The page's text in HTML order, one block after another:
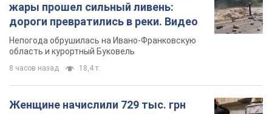
жары прошел сильный ливень:
дороги превратились в реки. Видео
Непогода обрушилась на Ивано-Франковскую
область и курортный Буковель
8 часов назад 18,4 т.
Женщине начислили 729 тыс. грн